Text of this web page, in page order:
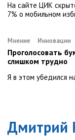
На сайте ЦИК
7% о мобильном
Мнение Инновации
Проголосовать
слишком трудно
Я в этом убедился
Дмитрий